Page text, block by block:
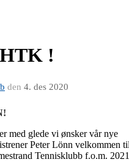
!
den 4. des 2020
med glede vi ønsker vår nye
Peter Lönn velkommen
Tennisklubb f.o.m.